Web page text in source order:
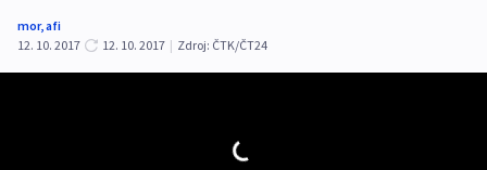
mor,afi
12. 10. 2017
12. 10. 2017 | Zdroj: ČTK/ČT24